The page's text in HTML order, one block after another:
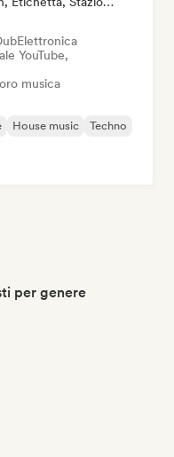
Elettronica
YouTube,
musica
House music
Techno
per genere